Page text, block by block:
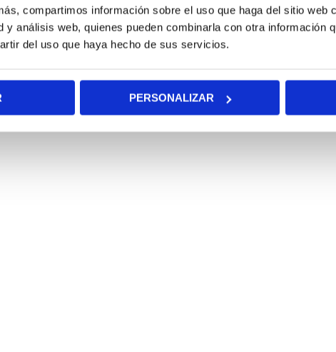
compartimos información sobre el uso que haga del sitio web
y análisis web, quienes pueden combinarla con otra información
del uso que haya hecho de sus servicios.
PERSONALIZAR